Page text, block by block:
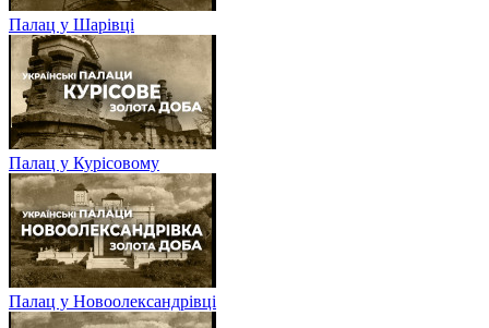
Палац у Шарівці
Палац у Курісовому
Палац у Новоолександрівці